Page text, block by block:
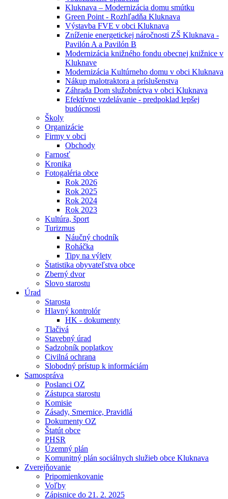
Kluknava – Modernizácia domu smútku
Green Point - Rozhľadňa Kluknava
Výstavba FVE v obci Kluknava
Zníženie energetickej náročnosti ZŠ Kluknava -
Pavilón A a Pavilón B
Modernizácia knižného fondu obecnej knižnice v
Kluknave
Modernizácia Kultúrneho domu v obci Kluknava
Nákup malotraktora a príslušenstva
Záhrada Dom služobníctva v obci Kluknava
Efektívne vzdelávanie - predpoklad lepšej
budúcnosti
Školy
Organizácie
Firmy v obci
Obchody
Farnosť
Kronika
Fotogaléria obce
Rok 2026
Rok 2025
Rok 2024
Rok 2023
Kultúra, šport
Turizmus
Náučný chodník
Roháčka
Tipy na výlety
Štatistika obyvateľstva obce
Zberný dvor
Slovo starostu
Úrad
Starosta
Hlavný kontrolór
HK - dokumenty
Tlačivá
Stavebný úrad
Sadzobník poplatkov
Civilná ochrana
Slobodný prístup k informáciám
Samospráva
Poslanci OZ
Zástupca starostu
Komisie
Zásady, Smernice, Pravidlá
Dokumenty OZ
Štatút obce
PHSR
Územný plán
Komunitný plán sociálnych služieb obce Kluknava
Zverejňovanie
Pripomienkovanie
Voľby
Zápisnice do 21. 2. 2025